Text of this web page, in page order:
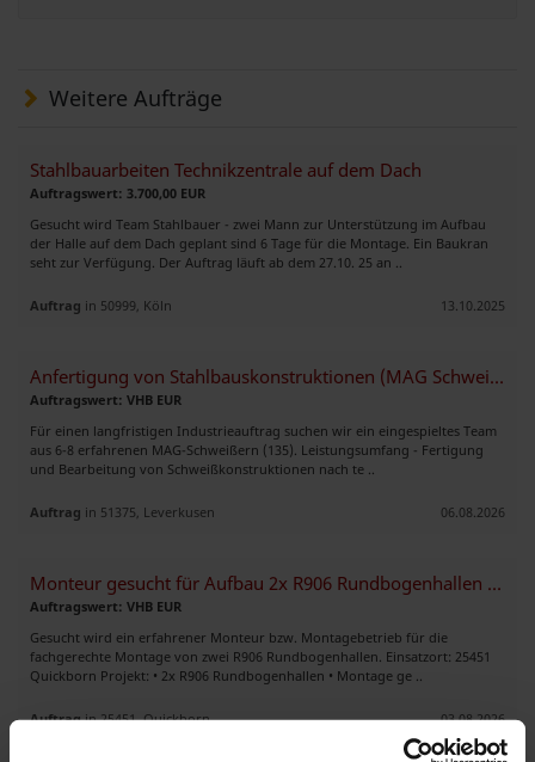
Weitere Aufträge
Stahlbauarbeiten Technikzentrale auf dem Dach
Auftragswert: 3.700,00 EUR
Gesucht wird Team Stahlbauer - zwei Mann zur Unterstützung im Aufbau
der Halle auf dem Dach geplant sind 6 Tage für die Montage. Ein Baukran
seht zur Verfügung. Der Auftrag läuft ab dem 27.10. 25 an ..
Auftrag in 50999, Köln 13.10.2025
Anfertigung von Stahlbauskonstruktionen (MAG Schweißer)
Auftragswert: VHB EUR
Für einen langfristigen Industrieauftrag suchen wir ein eingespieltes Team
aus 6-8 erfahrenen MAG-Schweißern (135). Leistungsumfang - Fertigung
und Bearbeitung von Schweißkonstruktionen nach te ..
Auftrag in 51375, Leverkusen 06.08.2026
Monteur gesucht für Aufbau 2x R906 Rundbogenhallen in 25451 Quickborn
Auftragswert: VHB EUR
Gesucht wird ein erfahrener Monteur bzw. Montagebetrieb für die
fachgerechte Montage von zwei R906 Rundbogenhallen. Einsatzort: 25451
Quickborn Projekt: • 2x R906 Rundbogenhallen • Montage ge ..
Auftragin 25451, Quickborn 03.08.2026